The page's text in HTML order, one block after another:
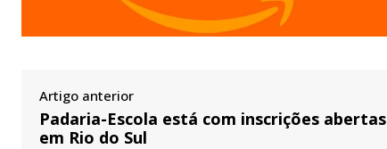
Artigo anterior
Padaria-Escola está com inscrições abertas
em Rio do Sul